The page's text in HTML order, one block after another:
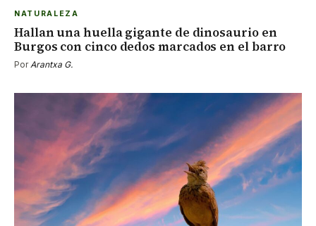
NATURALEZA
Hallan una huella gigante de dinosaurio en
Burgos con cinco dedos marcados en el barro
Por Arantxa G.